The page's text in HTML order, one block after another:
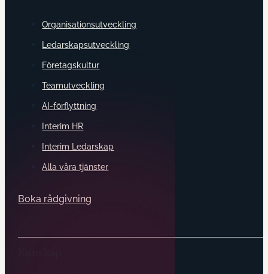
Organisationsutveckling
Ledarskapsutveckling
Företagskultur
Teamutveckling
AI-förflyttning
Interim HR
Interim Ledarskap
Alla våra tjänster
Boka rådgivning